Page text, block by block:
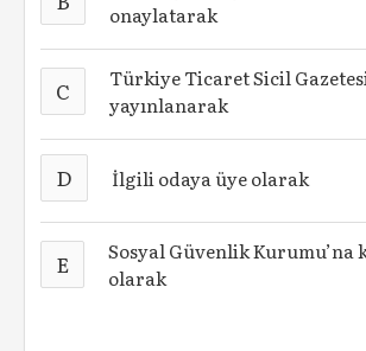
onaylatarak
C
Türkiye Ticaret Sicil
yayınlanarak
D İlgili odaya üye olarak
E
Sosyal Güvenlik Kurumu’na
olarak